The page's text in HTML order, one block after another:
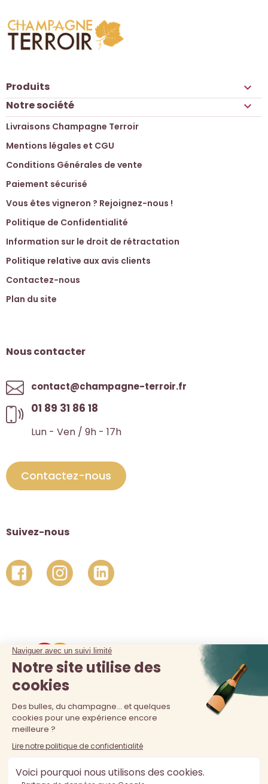
Produits 
Notre société 
Livraisons Champagne Terroir
Mentions légales et CGU
Conditions Générales de vente
Paiement sécurisé
Vous êtes vigneron ? Rejoignez-nous !
Politique de Confidentialité
Information sur le droit de rétractation
Politique relative aux avis clients
Contactez-nous
Plan du site
Nous contacter
contact@champagne-terroir.fr
01 89 31 86 18
Lun - Ven / 9h - 17h
Contactez-nous
Suivez-nous
La vente d'alcool est interdite au moins de 18 ans. L'abus
d'alcool est dangereux pour la santé, à consommer avec
modération.